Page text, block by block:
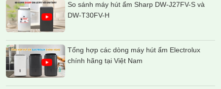
So sánh máy hút ẩm Sharp DW-J27FV-S và
DW-T30FV-H
Tổng hợp các dòng máy hút ẩm Electrolux
chính hãng tại Việt Nam